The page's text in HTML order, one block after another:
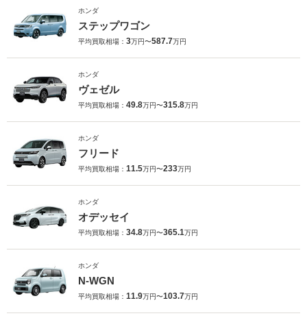
ホンダ
ステップワゴン
平均買取相場： 3万円〜587.7万円
ホンダ
ヴェゼル
平均買取相場： 49.8万円〜315.8万円
ホンダ
フリード
平均買取相場： 11.5万円〜233万円
ホンダ
オデッセイ
平均買取相場： 34.8万円〜365.1万円
ホンダ
N-WGN
平均買取相場： 11.9万円〜103.7万円